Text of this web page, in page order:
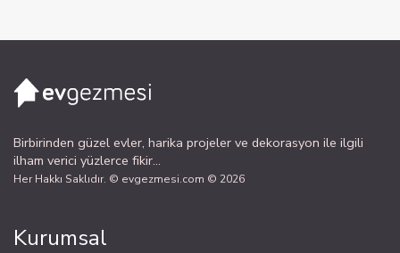
Birbirinden güzel evler, harika projeler ve dekorasyon ile ilgili
ilham verici yüzlerce fikir...
Her Hakkı Saklıdır. © evgezmesi.com © 2026
Kurumsal